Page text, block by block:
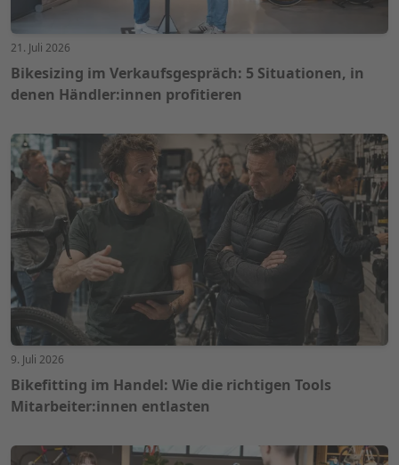
21. Juli 2026
Bikesizing im Verkaufsgespräch: 5 Situationen, in
denen Händler:innen profitieren
9. Juli 2026
Bikefitting im Handel: Wie die richtigen Tools
Mitarbeiter:innen entlasten